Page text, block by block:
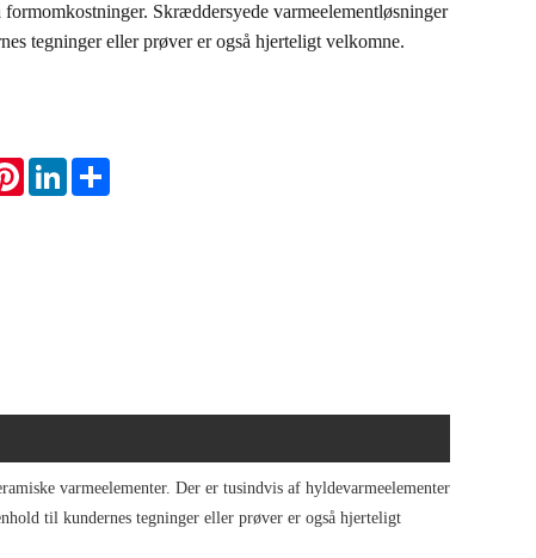
Skræddersyede varmeelementløsninger
tegninger eller prøver er også hjerteligt velkomne.
PinterestLinkedInShare
varmeelementer. Der er tusindvis af hyldevarmeelementer
til kundernes tegninger eller prøver er også hjerteligt